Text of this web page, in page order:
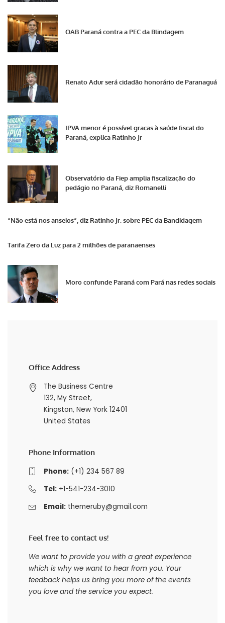
OAB Paraná contra a PEC da Blindagem
Renato Adur será cidadão honorário de Paranaguá
IPVA menor é possível graças à saúde fiscal do
Paraná, explica Ratinho Jr
Observatório da Fiep amplia fiscalização do
pedágio no Paraná, diz Romanelli
“Não está nos anseios”, diz Ratinho Jr. sobre PEC da Bandidagem
Tarifa Zero da Luz para 2 milhões de paranaenses
Moro confunde Paraná com Pará nas redes sociais
Office Address
The Business Centre
132, My Street,
Kingston, New York 12401
United States
Phone Information
Phone:(+1) 234 567 89
Tel:+1-541-234-3010
Email: themeruby@gmail.com
Feel free to contact us!
We want to provide you with a great experience
which is why we want to hear from you. Your
feedback helps us bring you more of the events
you love and the service you expect.